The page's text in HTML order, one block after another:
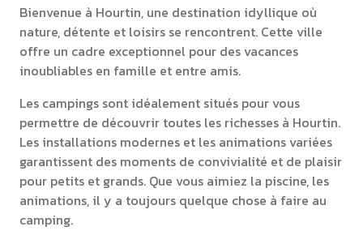
Bienvenue à Hourtin, une destination idyllique où
nature, détente et loisirs se rencontrent. Cette ville
offre un cadre exceptionnel pour des vacances
inoubliables en famille et entre amis.
Les campings sont idéalement situés pour vous
permettre de découvrir toutes les richesses à Hourtin.
Les installations modernes et les animations variées
garantissent des moments de convivialité et de plaisir
pour petits et grands. Que vous aimiez la piscine, les
animations, il y a toujours quelque chose à faire au
camping.